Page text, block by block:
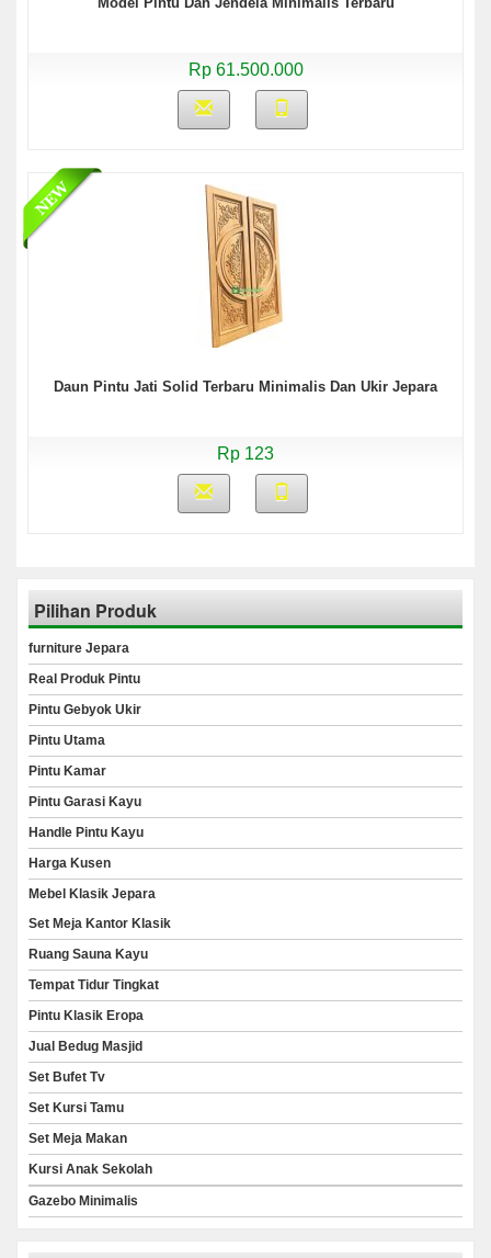
Rp 61.500.000
Daun Pintu Jati Solid Terbaru Minimalis Dan Ukir Jepara
Rp 123
Pilihan Produk
furniture Jepara
Real Produk Pintu
Pintu Gebyok Ukir
Pintu Utama
Pintu Kamar
Pintu Garasi Kayu
Handle Pintu Kayu
Harga Kusen
Mebel Klasik Jepara
Set Meja Kantor Klasik
Ruang Sauna Kayu
Tempat Tidur Tingkat
Pintu Klasik Eropa
Jual Bedug Masjid
Set Bufet Tv
Set Kursi Tamu
Set Meja Makan
Kursi Anak Sekolah
Gazebo Minimalis